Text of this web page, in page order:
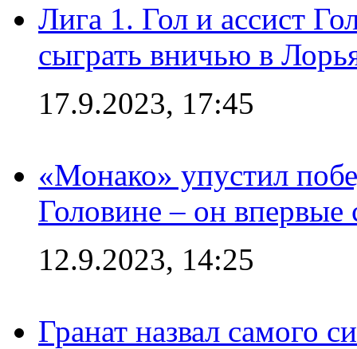
Лига 1. Гол и ассист
сыграть вничью в
17.9.2023, 17:45
«Монако» упустил
Головине – он впервые
12.9.2023, 14:25
Гранат назвал самого